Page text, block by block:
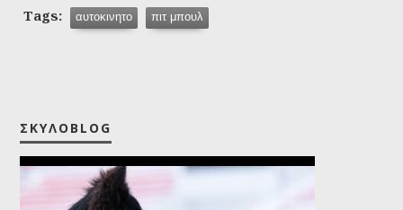
Tags: αυτοκινητο πιτ μπουλ
ΣΚΥΛΟBLOG